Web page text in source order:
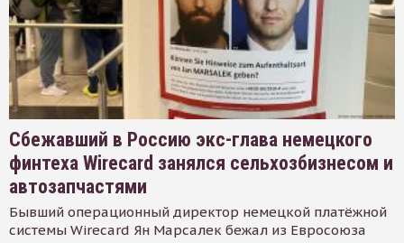
Сбежавший в Россию экс-глава немецкого
финтеха Wirecard занялся сельхозбизнесом и
автозапчастями
Бывший операционный директор немецкой платёжной
системы Wirecard Ян Марсалек бежал из Евросоюза